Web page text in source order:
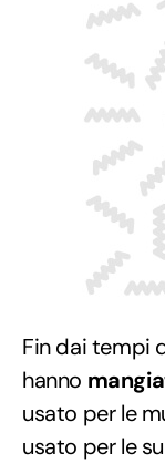
Fin dai tempi
hanno
usato per le
usato per le